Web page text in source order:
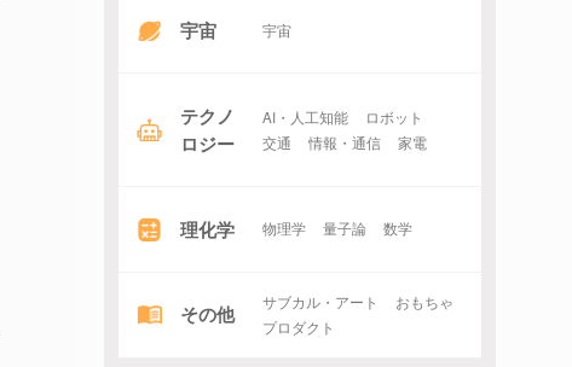
宇宙 宇宙
テクノ
ロジー
AI・人工知能
ロボット
交通
情報・通信 家電
理化学 物理学 量子論 数学
その他 サブカル・アート
おもちゃ
プロダクト